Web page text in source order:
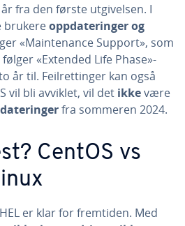
fra den første utgivelsen. I
brukereoppdateringer og
«Maintenance Support», som
«Extended Life Phase»-
år til. Feilrettinger kan også
vil bli avviklet, vil det ikkevære
fra sommeren 2024.
CentOS vs
er klar for fremtiden. Med